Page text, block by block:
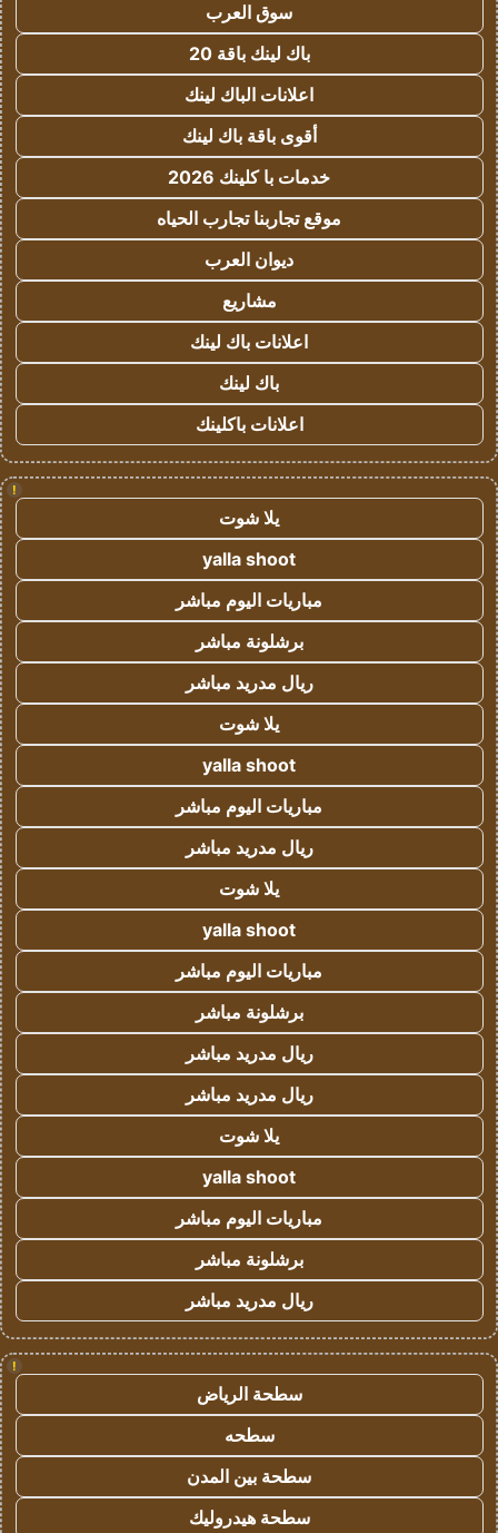
سوق العرب
باك لينك باقة 20
اعلانات الباك لينك
أقوى باقة باك لينك
خدمات با كلينك 2026
موقع تجاربنا تجارب الحياه
ديوان العرب
مشاريع
اعلانات باك لينك
باك لينك
اعلانات باكلينك
!
يلا شوت
yalla shoot
مباريات اليوم مباشر
برشلونة مباشر
ريال مدريد مباشر
يلا شوت
yalla shoot
مباريات اليوم مباشر
ريال مدريد مباشر
يلا شوت
yalla shoot
مباريات اليوم مباشر
برشلونة مباشر
ريال مدريد مباشر
ريال مدريد مباشر
يلا شوت
yalla shoot
مباريات اليوم مباشر
برشلونة مباشر
ريال مدريد مباشر
!
سطحة الرياض
سطحه
سطحة بين المدن
سطحة هيدروليك